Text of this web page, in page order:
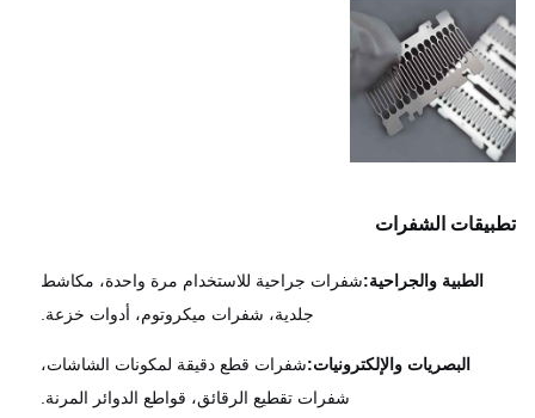
الشفرات
الطبية والجراحية: شفرات جراحية للاستخدام مرة واحدة، مكاشط
جلدية، شفرات ميكروتوم، أدوات خزعة.
البصريات والإلكترونيات:شفرات قطع دقيقة لمكونات الشاشات،
شفرات تقطيع الرقائق، قواطع الدوائر المرنة.